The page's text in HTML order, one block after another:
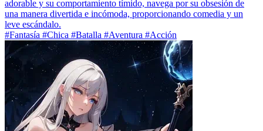
adorable y su comportamiento tímido, navega por su obsesión de
una manera divertida e incómoda, proporcionando comedia y un
leve escándalo.
#Fantasía #Chica #Batalla #Aventura #Acción